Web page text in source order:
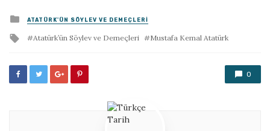
Posted
in
ATATÜRK'ÜN SÖYLEV VE DEMEÇLERI
Tagged
Atatürk’ün Söylev ve Demeçleri Mustafa Kemal Atatürk
0